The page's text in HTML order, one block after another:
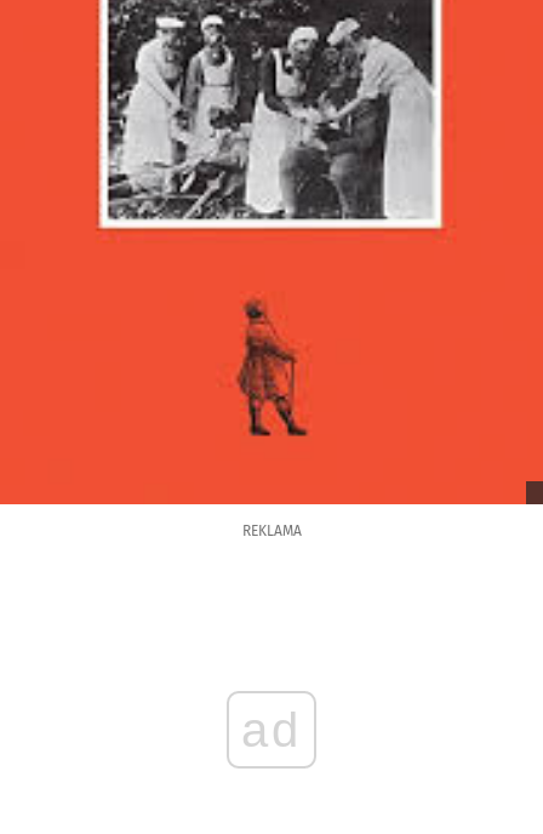
REKLAMA
ad